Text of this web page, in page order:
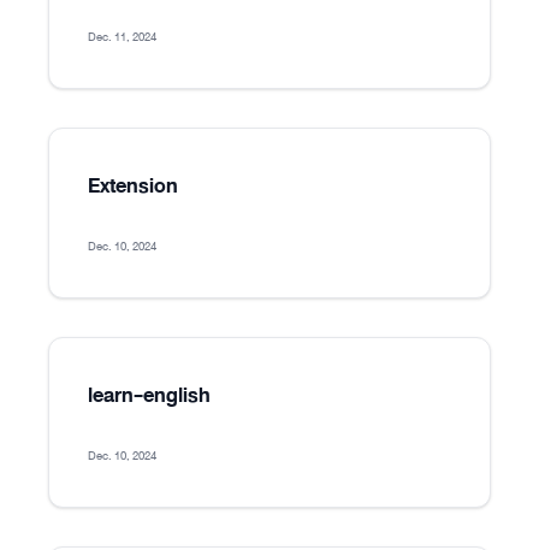
Dec. 11, 2024
Extension
Dec. 10, 2024
learn-english
Dec. 10, 2024